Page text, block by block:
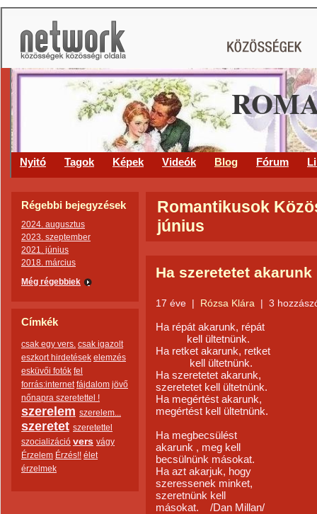
Nyitó Tagok Képek Videók Blog Fórum
Régebbi bejegyzések
2024. augusztus
2023. szeptember
2021. június
2018. március
Még régebbiek
Címkék
csak egy vers. csak igazolt
eszkort hirdetések elemzés
esküvői fotók fel
forrás:internet fájdalom jövő
nőnapra szeretettel !
szerelem szerelem...
szeretet szeretettel
szocializáció vers vágy
Érzelem Érzés!! élet
érzelmek
Romantikusok
június
Ha szeretetet akarunk
17 éve | Rózsa Klára | 3
Ha répát akarunk, répát
kell ültetnünk.
Ha retket akarunk, retket
kell ültetnünk.
Ha szeretetet akarunk,
szeretetet kell ültetnünk.
Ha megértést akarunk,
megértést kell ültetnünk.
Ha megbecsülést
akarunk , meg kell
becsülnünk másokat.
Ha azt akarjuk, hogy
szeressenek minket,
szeretnünk kell
másokat. /Dan Millan/